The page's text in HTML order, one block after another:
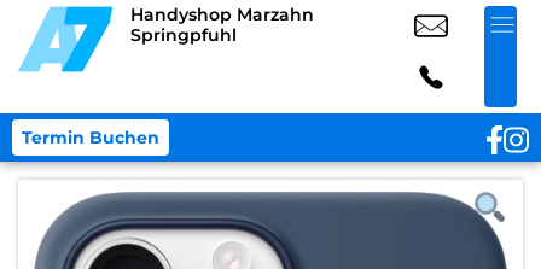
Handyshop Marzahn
Springpfuhl
Termin Buchen